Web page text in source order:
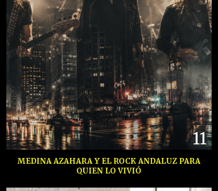
11
MEDINA AZAHARA Y EL ROCK ANDALUZ PARA
QUIEN LO VIVIÓ